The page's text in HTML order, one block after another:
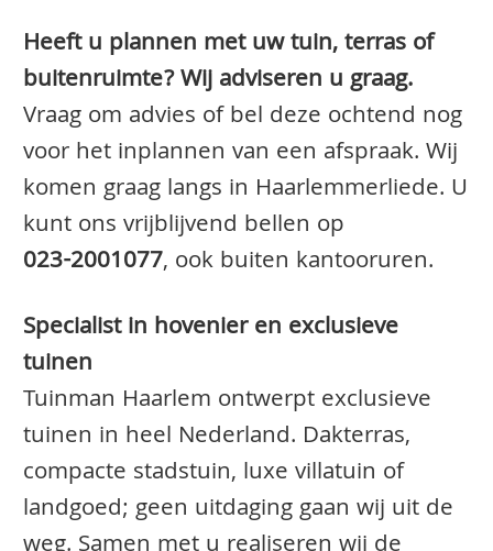
Heeft u plannen met uw tuin, terras of
buitenruimte? Wij adviseren u graag.
Vraag om advies of bel deze ochtend nog
voor het inplannen van een afspraak. Wij
komen graag langs in Haarlemmerliede. U
kunt ons vrijblijvend bellen op
023-2001077, ook buiten kantooruren.
Specialist in hovenier en exclusieve
tuinen
Tuinman Haarlem ontwerpt exclusieve
tuinen in heel Nederland. Dakterras,
compacte stadstuin, luxe villatuin of
landgoed; geen uitdaging gaan wij uit de